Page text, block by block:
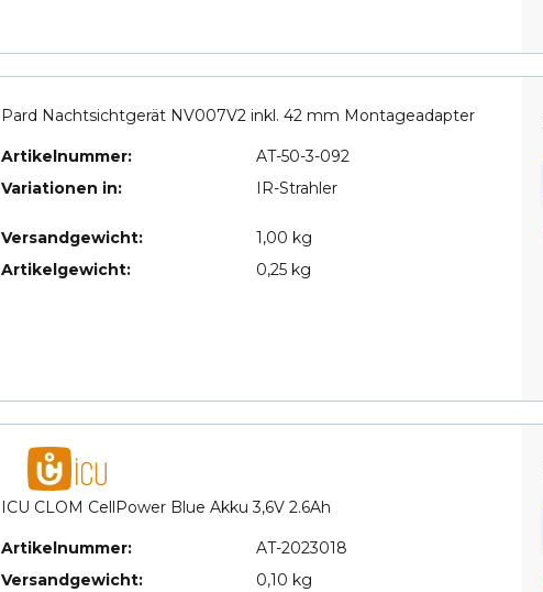
Pard Nachtsichtgerät NV007V2 inkl. 42 mm Montageadapter
Artikelnummer:
AT-50-3-092
Variationen in:
IR-Strahler
Versandgewicht:
1,00 kg
Artikelgewicht:
0,25 kg
ICU CLOM CellPower Blue Akku 3,6V 2.6Ah
Artikelnummer:
AT-2023018
Versandgewicht:
0,10 kg